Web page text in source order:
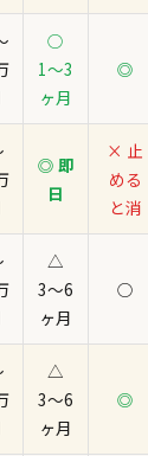
○
1〜3
ヶ月
◎
◎ 即
日
× 止
める
と消
△
3〜6
ヶ月
○
△
3〜6
ヶ月
◎